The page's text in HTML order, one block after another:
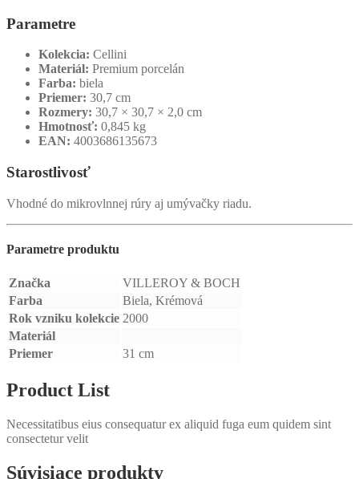
Parametre
Kolekcia: Cellini
Materiál: Premium porcelán
Farba: biela
Priemer: 30,7 cm
Rozmery: 30,7 × 30,7 × 2,0 cm
Hmotnosť: 0,845 kg
EAN: 4003686135673
Starostlivosť
Vhodné do mikrovlnnej rúry aj umývačky riadu.
Parametre produktu
Značka
VILLEROY & BOCH
Farba
Biela, Krémová
Rok vzniku kolekcie 2000
Materiál
Priemer
31 cm
Product List
Necessitatibus eius consequatur ex aliquid fuga eum quidem sint
consectetur velit
Súvisiace produkty